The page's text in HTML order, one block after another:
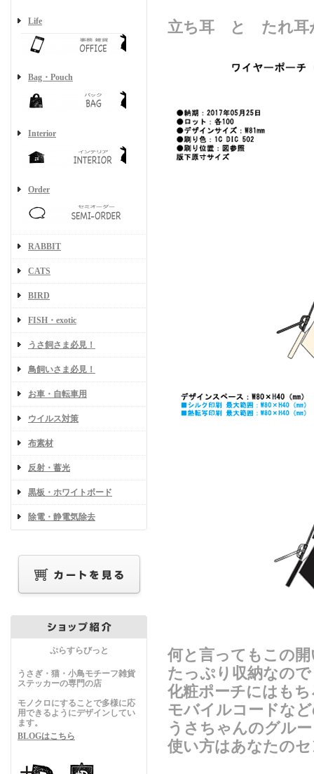
Life
Bag・Pouch
Interior
Order
RABBIT
CATS
BIRD
FISH・exotic
うさ飼さま必見！
鳥飼いさま必見！
お車・自転車用
ウイルス対策
布素材
反射・蓄光
黒板・ホワイトボード
除電・静電気除去
ぷらすらびっと
うさぎ・猫・小鳥モチーフ雑貨
ステッカーの専門の店
モノクロにすることで多様に応
用できるようにデザインしてい
ます。
BLOGはこちら
立ち耳 と たれ耳
何と言ってもこの
たっぷり収納なの
化粧ポーチにはも
モバイルコードな
うさちゃんのグル
使い方はあなたの